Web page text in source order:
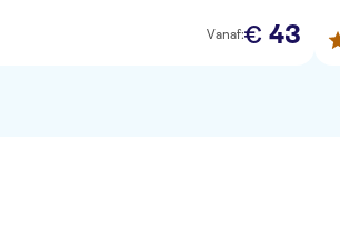
Vanaf:€ 43